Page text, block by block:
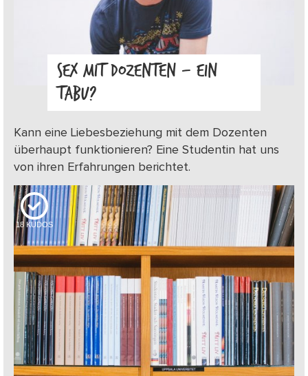
SEX MIT DOZENTEN – EIN
TABU?
Kann eine Liebesbeziehung mit dem Dozenten
überhaupt funktionieren? Eine Studentin hat uns
von ihren Erfahrungen berichtet.
18 KUDOS